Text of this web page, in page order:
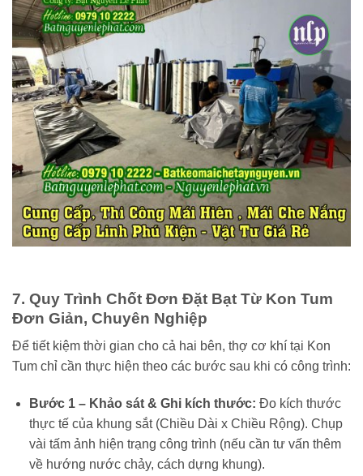
7. Quy Trình Chốt Đơn Đặt Bạt Từ Kon Tum
Đơn Giản, Chuyên Nghiệp
Để tiết kiệm thời gian cho cả hai bên, thợ cơ khí tại Kon
Tum chỉ cần thực hiện theo các bước sau khi có công trình:
Bước 1 – Khảo sát & Ghi kích thước: Đo kích thước
thực tế của khung sắt (Chiều Dài x Chiều Rộng). Chụp
vài tấm ảnh hiện trạng công trình (nếu cần tư vấn thêm
về hướng nước chảy, cách dựng khung).